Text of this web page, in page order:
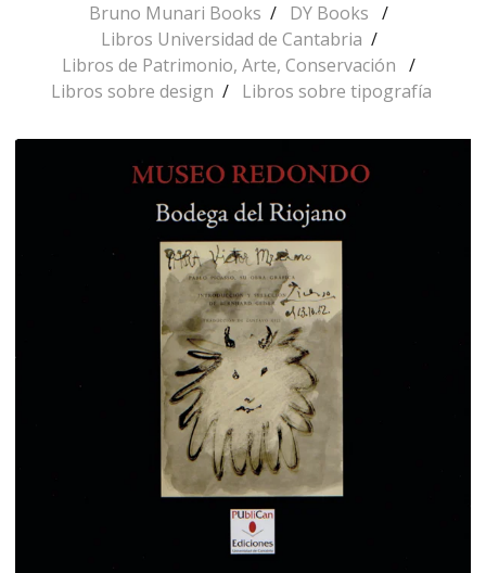
Bruno Munari Books
DY Books
Libros Universidad de Cantabria
Libros de Patrimonio, Arte, Conservación
Libros sobre design
Libros sobre tipografía